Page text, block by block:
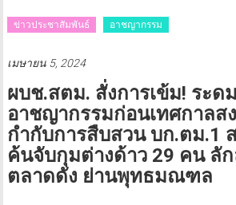
ข่าวประชาสัมพันธ์ อาชญากรรม
เมษายน 5, 2024
ผบช.สตม. สั่งการเข้ม! ระด
อาชญากรรมก่อนเทศกาลส
กำกับการสืบสวน บก.ตม.1
ค้นจับกุมต่างด้าว 29 คน ลั
ตลาดดัง ย่านพุทธมณฑล